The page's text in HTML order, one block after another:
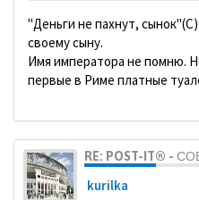
"Деньги не пахнут,
своему сыну.
Имя императора не помню.
первые в Риме платные
RE: POST-IT® -
kurilka